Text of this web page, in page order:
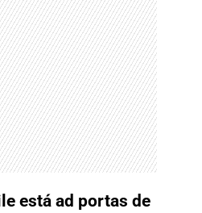
está ad portas de